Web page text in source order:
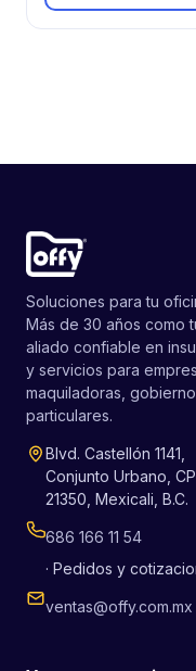
Soluciones para tu
Más de 30 años como
aliado confiable en
y servicios para
maquiladoras,
particulares.
Blvd. Castellón 1141,
Conjunto Urbano,
21350, Mexicali, B.C.
686 166 11 54
· Pedidos y
ventas@offy.com.mx